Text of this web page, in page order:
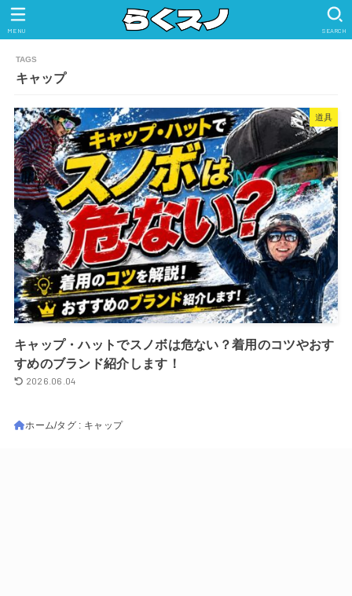
SEARCH
MENU
キャップ
道具
キャップ・ハットでスノボは危ない？着用のコツやおす
すめのブランド紹介します！
2026.06.04
ホーム タグ : キャップ